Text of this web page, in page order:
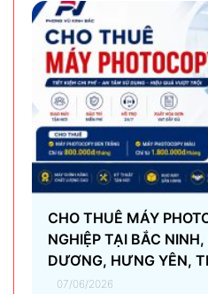
CHO THUÊ MÁY
NGHIỆP TẠI BẮC
DƯƠNG, HƯNG YÊN,
07/06/2026